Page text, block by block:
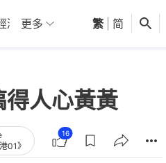
濟 01深圳 觀點 健康
更多 繁 简
人心黃黃
01》
16